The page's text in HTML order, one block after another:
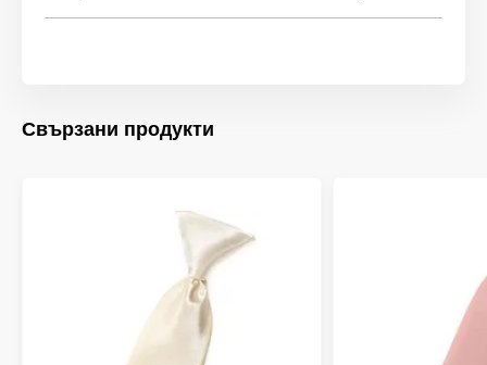
Свързани продукти